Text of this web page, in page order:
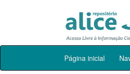
Skip
Página inicial